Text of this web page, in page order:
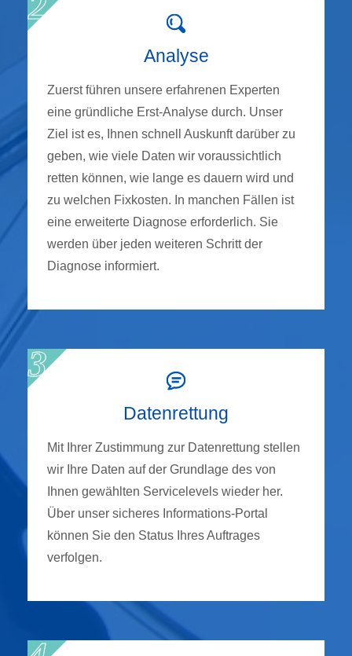
Analyse
Zuerst führen unsere erfahrenen Experten
eine gründliche Erst-Analyse durch. Unser
Ziel ist es, Ihnen schnell Auskunft darüber zu
geben, wie viele Daten wir voraussichtlich
retten können, wie lange es dauern wird und
zu welchen Fixkosten. In manchen Fällen ist
eine erweiterte Diagnose erforderlich. Sie
werden über jeden weiteren Schritt der
Diagnose informiert.
Datenrettung
Mit Ihrer Zustimmung zur Datenrettung stellen
wir Ihre Daten auf der Grundlage des von
Ihnen gewählten Servicelevels wieder her.
Über unser sicheres Informations-Portal
können Sie den Status Ihres Auftrages
verfolgen.